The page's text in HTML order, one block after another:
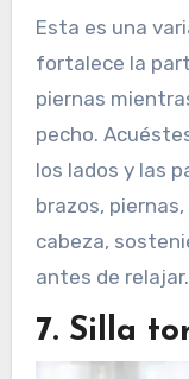
Esta es una
fortalece la
piernas
pecho.
los lados y las
brazos,
cabeza,
antes de relajar.
7. Silla